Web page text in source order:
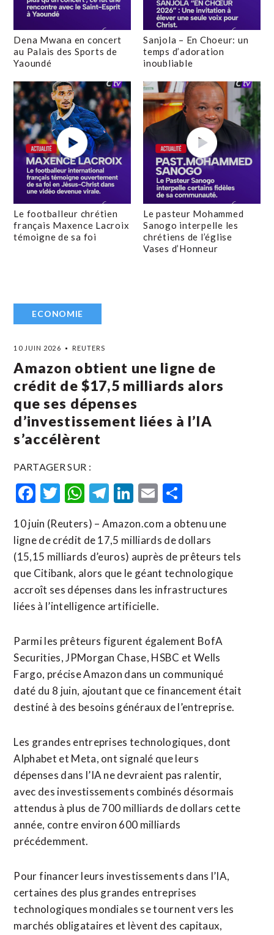
Dena Mwana en concert
au Palais des Sports de
Yaoundé
Sanjola – En Choeur: un
temps d’adoration
inoubliable
Le footballeur chrétien
français Maxence Lacroix
témoigne de sa foi
Le pasteur Mohammed
Sanogo interpelle les
chrétiens de l’église
Vases d’Honneur
ECONOMIE
10 JUIN 2026 REUTERS
Amazon obtient une ligne de
crédit de $17,5 milliards alors
que ses dépenses
d’investissement liées à l’IA
s’accélèrent
PARTAGER SUR :
Facebook
Twitter
WhatsApp
Telegram
LinkedIn
Email
10 juin (Reuters) – Amazon.com a obtenu une
ligne de crédit de 17,5 milliards de dollars
(15,15 milliards d’euros) auprès de prêteurs tels
que Citibank, alors que le géant technologique
accroît ses dépenses ​dans ‌les infrastructures
liées à l’intelligence ​artificielle.
Parmi les prêteurs ⁠figurent également BofA
Securities, JPMorgan Chase, HSBC ‌et Wells
‌Fargo, précise Amazon dans un communiqué
daté du 8 juin, ajoutant que ce financement était
destiné à des besoins ​généraux de l’entreprise.
Les grandes entreprises technologiques, dont
Alphabet et Meta, ont signalé que leurs
dépenses dans l’IA ne devraient pas ralentir,
avec des investissements combinés désormais
attendus à plus de 700 milliards ⁠de dollars cette
année, contre environ 600 milliards
précédemment.
Pour ⁠financer leurs investissements dans l’IA,
certaines des plus grandes entreprises
technologiques mondiales se tournent vers les
marchés obligataires et lèvent des capitaux,